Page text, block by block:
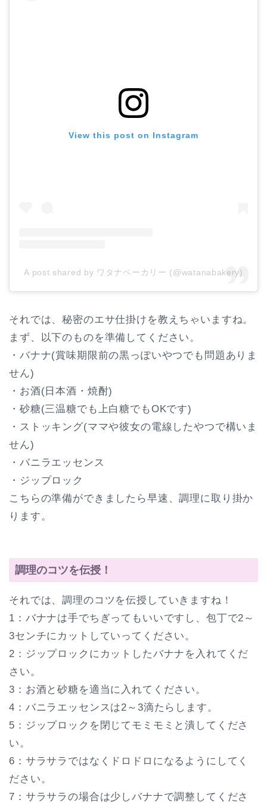
View this post on Instagram
A post shared by ワタナベーカリー (@watanabakery)
それでは、秘密のエサ仕掛けを教えちゃいますね。
まず、以下のものを準備してください。
・バナナ(賞味期限前の黒っぽいやつでも問題ありま
せん)
・お酒(日本酒・焼酎)
・砂糖(三温糖でも上白糖でもOKです)
・ストッキング(ママや彼女の電線したやつで構いま
せん)
・バニラエッセンス
・ジップロック
こちらの準備ができましたら早速、調理に取り掛か
ります。
調理のコツを伝授！
それでは、調理のコツを伝授していきますね！
1：バナナは手でちぎってもいいですし、包丁で2～
3センチにカットしていってください。
2：ジップロックにカットしたバナナを入れてくだ
さい。
3：お酒と砂糖を適当に入れてください。
4：バニラエッセンスは2～3滴たらします。
5：ジップロックを閉じてモミモミと潰してくださ
い。
6：サラサラではなくドロドロになるようにしてく
ださい。
7：サラサラの場合は少しバナナで調整してくださ